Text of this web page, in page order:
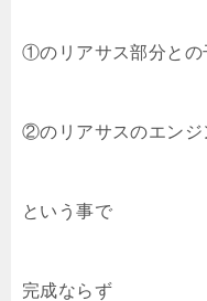
①のリアサス部分との
②のリアサスのエンジ
という事で
完成ならず